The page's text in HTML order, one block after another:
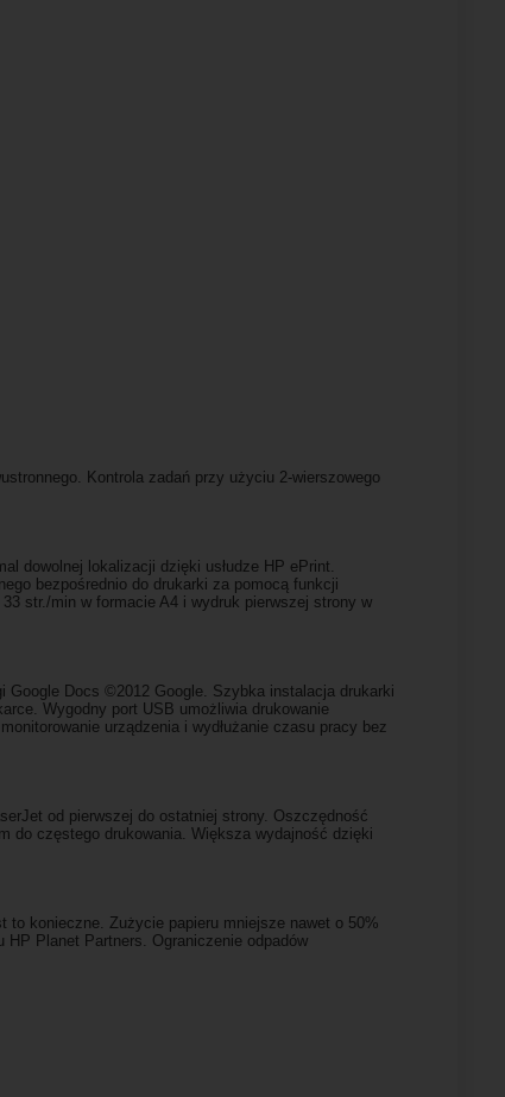
Kontrola zadań przy użyciu 2-wierszowego
dowolnej lokalizacji dzięki usłudze HP ePrint.
bezpośrednio do drukarki za pomocą funkcji
str./min w formacie A4 i wydruk pierwszej strony w
Google Docs ©2012 Google. Szybka instalacja drukarki
Wygodny port USB umożliwia drukowanie
urządzenia i wydłużanie czasu pracy bez
od pierwszej do ostatniej strony. Oszczędność
do częstego drukowania. Większa wydajność dzięki
to konieczne. Zużycie papieru mniejsze nawet o 50%
HP Planet Partners. Ograniczenie odpadów